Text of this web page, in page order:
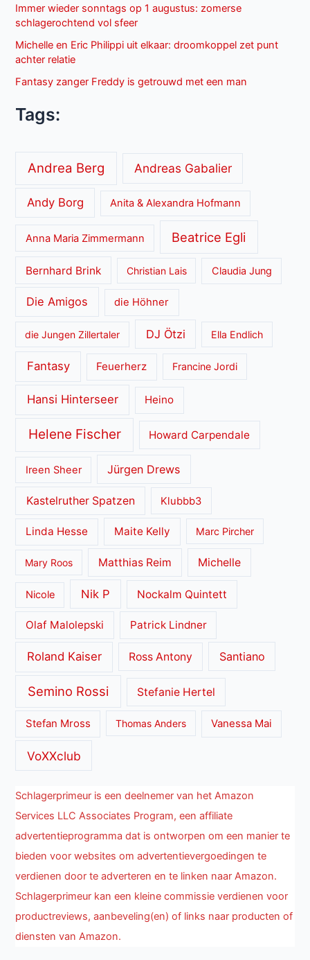
Immer wieder sonntags op 1 augustus: zomerse
schlagerochtend vol sfeer
Michelle en Eric Philippi uit elkaar: droomkoppel zet punt
achter relatie
Fantasy zanger Freddy is getrouwd met een man
Tags:
Andrea Berg Andreas Gabalier
Andy Borg Anita & Alexandra Hofmann
Anna Maria Zimmermann Beatrice Egli
Bernhard Brink Christian Lais Claudia Jung
Die Amigos die Höhner
die Jungen Zillertaler DJ Ötzi Ella Endlich
Fantasy Feuerherz Francine Jordi
Hansi Hinterseer Heino
Helene Fischer Howard Carpendale
Ireen Sheer Jürgen Drews
Kastelruther Spatzen Klubbb3
Linda Hesse Maite Kelly Marc Pircher
Mary Roos Matthias Reim Michelle
Nicole Nik P Nockalm Quintett
Olaf Malolepski Patrick Lindner
Roland Kaiser Ross Antony Santiano
Semino Rossi Stefanie Hertel
Stefan Mross Thomas Anders Vanessa Mai
VoXXclub
Schlagerprimeur is een deelnemer van het Amazon
Services LLC Associates Program, een affiliate
advertentieprogramma dat is ontworpen om een manier te
bieden voor websites om advertentievergoedingen te
verdienen door te adverteren en te linken naar Amazon.
Schlagerprimeur kan een kleine commissie verdienen voor
productreviews, aanbeveling(en) of links naar producten of
diensten van Amazon.